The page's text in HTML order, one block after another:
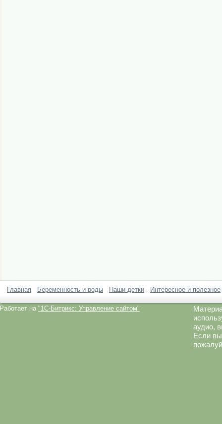
Главная Беременность и роды Наши детки Интересное и полезное
Работает на "1C-Битрикс: Управление сайтом"
аудио,
Если вы